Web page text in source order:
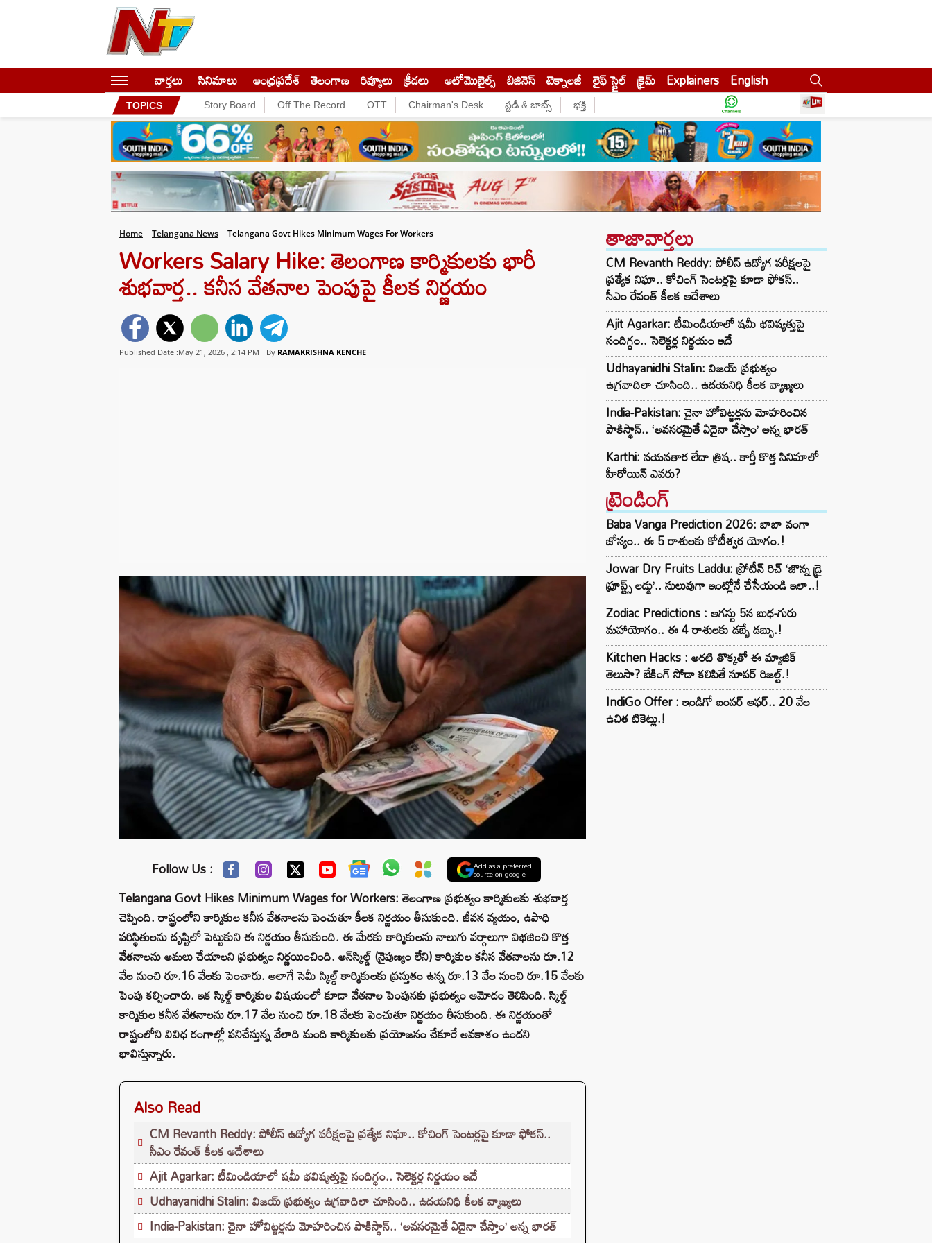
వార్తలు సినిమాలు ఆంధ్రప్రదేశ్ తెలంగాణ రివ్యూలు క్రీడలు ఆటోమొబైల్స్ బిజినెస్‌ టెక్నాలజీ లైఫ్ స్టైల్ క్రైమ్ Explainers English
TOPICS Story Board Off The Record OTT Chairman's Desk స్టడీ & జాబ్స్ భక్తి
Home Telangana News Telangana Govt Hikes Minimum Wages For Workers
Workers Salary Hike: తెలంగాణ కార్మికులకు భారీ
శుభవార్త.. కనీస వేతనాల పెంపుపై కీలక నిర్ణయం
Published Date :May 21, 2026 , 2:14 PM By RAMAKRISHNA KENCHE
Follow Us : Add as a preferred
source on google
Telangana Govt Hikes Minimum Wages for Workers: తెలంగాణ ప్రభుత్వం కార్మికులకు శుభవార్త
చెప్పింది. రాష్ట్రంలోని కార్మికుల కనీస వేతనాలను పెంచుతూ కీలక నిర్ణయం తీసుకుంది. జీవన వ్యయం, ఉపాధి
పరిస్థితులను దృష్టిలో పెట్టుకుని ఈ నిర్ణయం తీసుకుంది. ఈ మేరకు కార్మికులను నాలుగు వర్గాలుగా విభజించి కొత్త
వేతనాలను అమలు చేయాలని ప్రభుత్వం నిర్ణయించింది. అన్‌స్కిల్డ్ (నైపుణ్యం లేని) కార్మికుల కనీస వేతనాలను రూ.12
వేల నుంచి రూ.16 వేలకు పెంచారు. అలాగే సెమీ స్కిల్డ్ కార్మికులకు ప్రస్తుతం ఉన్న రూ.13 వేల నుంచి రూ.15 వేలకు
పెంపు కల్పించారు. ఇక స్కిల్డ్ కార్మికుల విషయంలో కూడా వేతనాల పెంపునకు ప్రభుత్వం ఆమోదం తెలిపింది. స్కిల్డ్
కార్మికుల కనీస వేతనాలను రూ.17 వేల నుంచి రూ.18 వేలకు పెంచుతూ నిర్ణయం తీసుకుంది. ఈ నిర్ణయంతో
రాష్ట్రంలోని వివిధ రంగాల్లో పనిచేస్తున్న వేలాది మంది కార్మికులకు ప్రయోజనం చేకూరే అవకాశం ఉందని
భావిస్తున్నారు.
Also Read
CM Revanth Reddy: పోలీస్ ఉద్యోగ పరీక్షలపై ప్రత్యేక నిఘా.. కోచింగ్ సెంటర్లపై కూడా ఫోకస్..
సీఎం రేవంత్ కీలక ఆదేశాలు
Ajit Agarkar: టీమిండియాలో షమీ భవిష్యత్తుపై సందిగ్ధం.. సెలెక్టర్ల నిర్ణయం ఇదే
Udhayanidhi Stalin: విజయ్ ప్రభుత్వం ఉగ్రవాదిలా చూసింది.. ఉదయనిధి కీలక వ్యాఖ్యలు
India-Pakistan: చైనా హోవిట్జర్లను మోహరించిన పాకిస్థాన్.. ‘అవసరమైతే ఏదైనా చేస్తాం’ అన్న భారత్
తాజావార్తలు
CM Revanth Reddy: పోలీస్ ఉద్యోగ పరీక్షలపై
ప్రత్యేక నిఘా.. కోచింగ్ సెంటర్లపై కూడా ఫోకస్..
సీఎం రేవంత్ కీలక ఆదేశాలు
Ajit Agarkar: టీమిండియాలో షమీ భవిష్యత్తుపై
సందిగ్ధం.. సెలెక్టర్ల నిర్ణయం ఇదే
Udhayanidhi Stalin: విజయ్ ప్రభుత్వం
ఉగ్రవాదిలా చూసింది.. ఉదయనిధి కీలక వ్యాఖ్యలు
India-Pakistan: చైనా హోవిట్జర్లను మోహరించిన
పాకిస్థాన్.. ‘అవసరమైతే ఏదైనా చేస్తాం’ అన్న భారత్
Karthi: నయనతార లేదా త్రిష.. కార్తీ కొత్త సినిమాలో
హీరోయిన్ ఎవరు?
ట్రెండింగ్‌
Baba Vanga Prediction 2026: బాబా వంగా
జోస్యం.. ఈ 5 రాశులకు కోటీశ్వర యోగం.!
Jowar Dry Fruits Laddu: ప్రోటీన్ రిచ్ ‘జొన్న డ్రై
ఫ్రూప్ట్స్ లడ్డు’.. సులువుగా ఇంట్లోనే చేసేయండి ఇలా..!
Zodiac Predictions : ఆగస్టు 5న బుధ-గురు
మహాయోగం.. ఈ 4 రాశులకు డబ్బే డబ్బు.!
Kitchen Hacks : అరటి తొక్కతో ఈ మ్యాజిక్
తెలుసా? బేకింగ్ సోడా కలిపితే సూపర్ రిజల్ట్.!
IndiGo Offer : ఇండిగో బంపర్ ఆఫర్.. 20 వేల
ఉచిత టికెట్లు.!